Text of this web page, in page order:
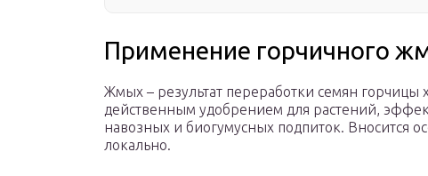
Применение горчичного
Жмых – результат переработки семян горчицы
действенным удобрением для растений,
навозных и биогумусных подпиток. Вносится
локально.